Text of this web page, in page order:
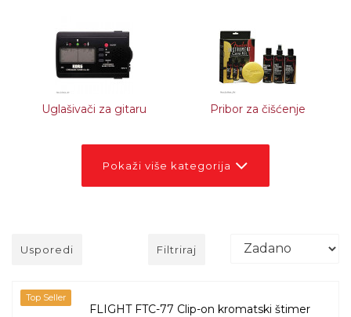
Uglašivači za gitaru Pribor za čišćenje
Pokaži više kategorija
Usporedi Filtriraj
Top Seller
FLIGHT FTC-77 Clip-on kromatski štimer